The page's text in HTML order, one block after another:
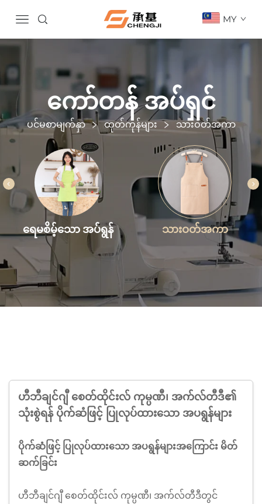
MY
ကော်တန် အပ်ရှင်
ပင်မစာမျက်နှာ ထုတ်ကုန်များ သားဝတ်အကာ
ရေမစိမ့်သော အပ်ရွန် သားဝတ်အကာ
ဟီဘီချင်ဂျီ စေတ်ထိုင်းလ် ကုမ္ပဏီ၊ အက်လ်တီဒီ၏
သုံးစွဲရန် ပိုက်ဆံဖြင့် ပြုလုပ်ထားသော အပရွန်များ
ပိုက်ဆံဖြင့် ပြုလုပ်ထားသော အပရွန်များအကြောင်း မိတ်
ဆက်ခြင်း
ဟီဘီချင်ဂျီ စေတ်ထိုင်းလ် ကုမ္ပဏီ၊ အက်လ်တီဒီတွင်